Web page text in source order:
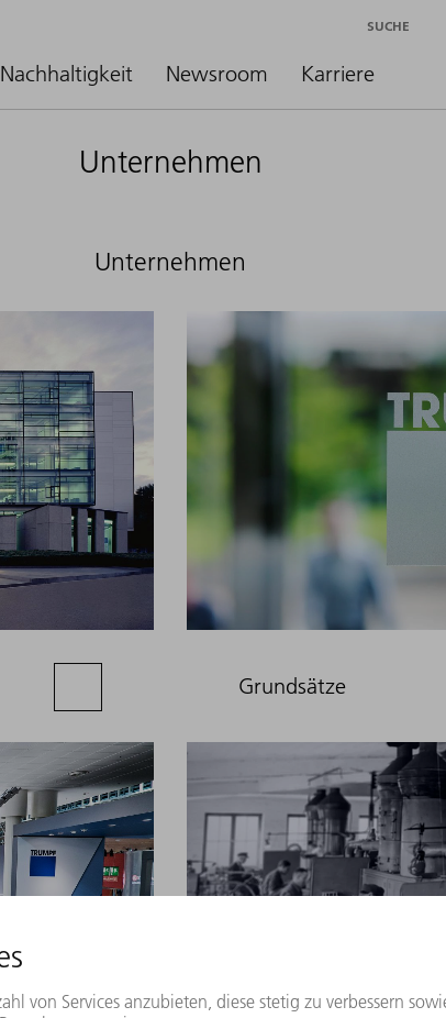
Nachhaltigkeit Newsroom Karriere
SUCHE
Unternehmen
Unternehmen
Grundsätze